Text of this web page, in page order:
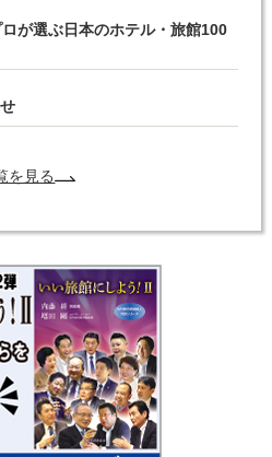
ロが選ぶ日本のホテル・旅館100
を見る